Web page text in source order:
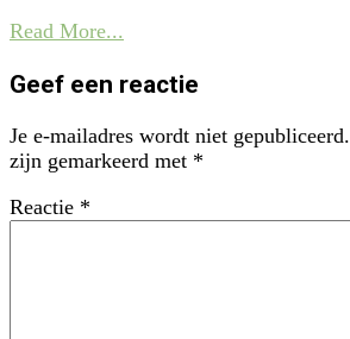
Read More...
Geef een reactie
Je e-mailadres wordt niet gepubliceerd.
zijn gemarkeerd met *
Reactie *